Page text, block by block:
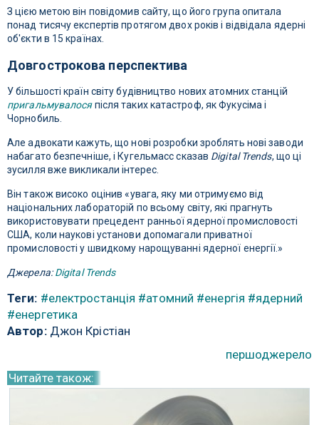
З цією метою він повідомив сайту, що його група опитала
понад тисячу експертів протягом двох років і відвідала ядерні
об'єкти в 15 країнах.
Довгострокова перспектива
У більшості країн світу будівництво нових атомних станцій
пригальмувалосяпісля таких катастроф, як Фукусіма і
Чорнобиль.
Але адвокати кажуть, що нові розробки зроблять нові заводи
набагато безпечніше, і Кугельмасс сказав Digital Trends, що ці
зусилля вже викликали інтерес.
Він також високо оцінив «увага, яку ми отримуємо від
національних лабораторій по всьому світу, які прагнуть
використовувати прецедент ранньої ядерної промисловості
США, коли наукові установи допомагали приватної
промисловості у швидкому нарощуванні ядерної енергії.»
Джерела:Digital Trends
Теги: #електростанція #атомний #енергія #ядерний
#енергетика
Автор:Джон Крістіан
першоджерело
Читайте також: